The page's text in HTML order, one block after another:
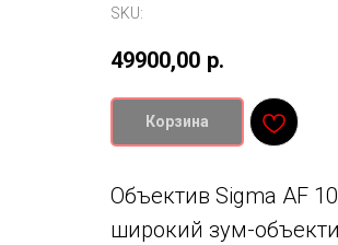
SKU:
49900,00 р.
Корзина
Объектив Sigma AF
широкий зум-